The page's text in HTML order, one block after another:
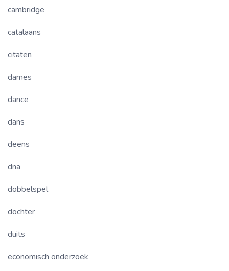
cambridge
catalaans
citaten
dames
dance
dans
deens
dna
dobbelspel
dochter
duits
economisch onderzoek